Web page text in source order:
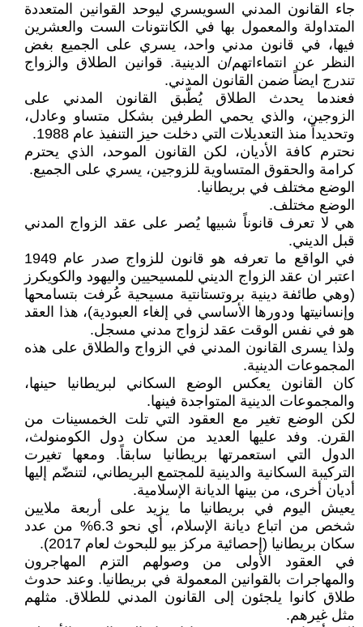
جاء القانون المدني السويسري ليوحد القوانين المتعددة
المتداولة والمعمول بها في الكانتونات الست والعشرين
فيها، في قانون مدني واحد، يسري على الجميع بغض
النظر عن انتماءاتهم/ن الدينية. قوانين الطلاق والزواج
تندرج ايضاً ضمن القانون المدني.
فعندما يحدث الطلاق يُطّبق القانون المدني على
الزوجين، والذي يحمي الطرفين بشكل متساو وعادل،
وتحديداً منذ التعديلات التي دخلت حيز التنفيذ عام 1988.
نحترم كافة الأديان، لكن القانون الموحد، الذي يحترم
كرامة والحقوق المتساوية للزوجين، يسري على الجميع.
الوضع مختلف في بريطانيا.
الوضع مختلف.
هي لا تعرف قانوناً شبيها يُصر على عقد الزواج المدني
قبل الديني.
في الواقع ما تعرفه هو قانون للزواج صدر عام 1949
اعتبر ان عقد الزواج الديني للمسيحيين واليهود والكويكرز
(وهي طائفة دينية بروتستانتية مسيحية عُرفت بتسامحها
وإنسانيتها ودورها الأساسي في إلغاء العبودية)، هذا العقد
هو في نفس الوقت عقد لزواج مدني مسجل.
ولذا يسرى القانون المدني في الزواج والطلاق على هذه
المجموعات الدينية.
كان القانون يعكس الوضع السكاني لبريطانيا حينها،
والمجموعات الدينية المتواجدة فينها.
لكن الوضع تغير مع العقود التي تلت الخمسينات من
القرن. وفد عليها العديد من سكان دول الكومنولث،
الدول التي استعمرتها بريطانيا سابقاً. ومعها تغيرت
التركيبة السكانية والدينية للمجتمع البريطاني، لتنضّم إليها
أديان أخرى، من بينها الديانة الإسلامية.
يعيش اليوم في بريطانيا ما يزيد على أربعة ملايين
شخص من اتباع ديانة الإسلام، أي نحو 6.3% من عدد
سكان بريطانيا (إحصائية مركز بيو للبحوث لعام 2017).
في العقود الأولى من وصولهم التزم المهاجرون
والمهاجرات بالقوانين المعمولة في بريطانيا. وعند حدوث
طلاق كانوا يلجئون إلى القانون المدني للطلاق. مثلهم
مثل غيرهم.